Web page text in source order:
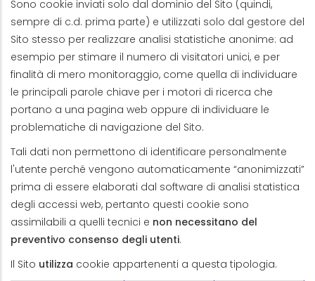
Sono cookie inviati solo dal dominio del Sito (quindi,
sempre di c.d. prima parte) e utilizzati solo dal gestore del
Sito stesso per realizzare analisi statistiche anonime: ad
esempio per stimare il numero di visitatori unici, e per
finalità di mero monitoraggio, come quella di individuare
le principali parole chiave per i motori di ricerca che
portano a una pagina web oppure di individuare le
problematiche di navigazione del Sito.
Tali dati non permettono di identificare personalmente
l'utente perché vengono automaticamente “anonimizzati”
prima di essere elaborati dal software di analisi statistica
degli accessi web, pertanto questi cookie sono
assimilabili a quelli tecnici e non necessitano del
preventivo consenso degli utenti.
Il Sito utilizza cookie appartenenti a questa tipologia.